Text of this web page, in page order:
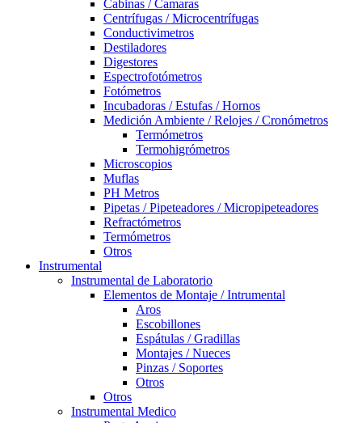
Cabinas / Camaras
Centrífugas / Microcentrífugas
Conductivimetros
Destiladores
Digestores
Espectrofotómetros
Fotómetros
Incubadoras / Estufas / Hornos
Medición Ambiente / Relojes / Cronómetros
Termómetros
Termohigrómetros
Microscopios
Muflas
PH Metros
Pipetas / Pipeteadores / Micropipeteadores
Refractómetros
Termómetros
Otros
Instrumental
Instrumental de Laboratorio
Elementos de Montaje / Intrumental
Aros
Escobillones
Espátulas / Gradillas
Montajes / Nueces
Pinzas / Soportes
Otros
Otros
Instrumental Medico